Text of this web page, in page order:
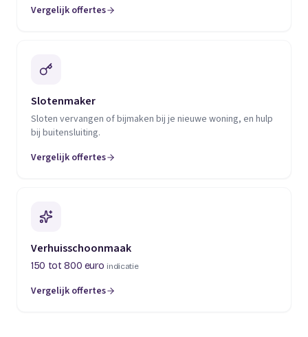
Vergelijk offertes
(opent in een nieuw tabblad)
Slotenmaker
Sloten vervangen of bijmaken bij je nieuwe woning, en hulp
bij buitensluiting.
Vergelijk offertes
(opent in een nieuw tabblad)
Verhuisschoonmaak
150 tot 800 euro indicatie
Vergelijk offertes
(opent in een nieuw tabblad)